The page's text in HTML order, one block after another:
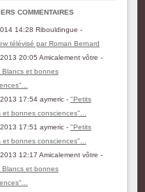
COMMENTAIRES
14:28 Ribouldingue -
télévisé par Roman Bernard
20:05 Amicalement vôtre -
Blancs et bonnes
17:54 aymeric - "Petits
et bonnes consciences"...
17:51 aymeric - "Petits
et bonnes consciences"...
12:17 Amicalement vôtre -
Blancs et bonnes